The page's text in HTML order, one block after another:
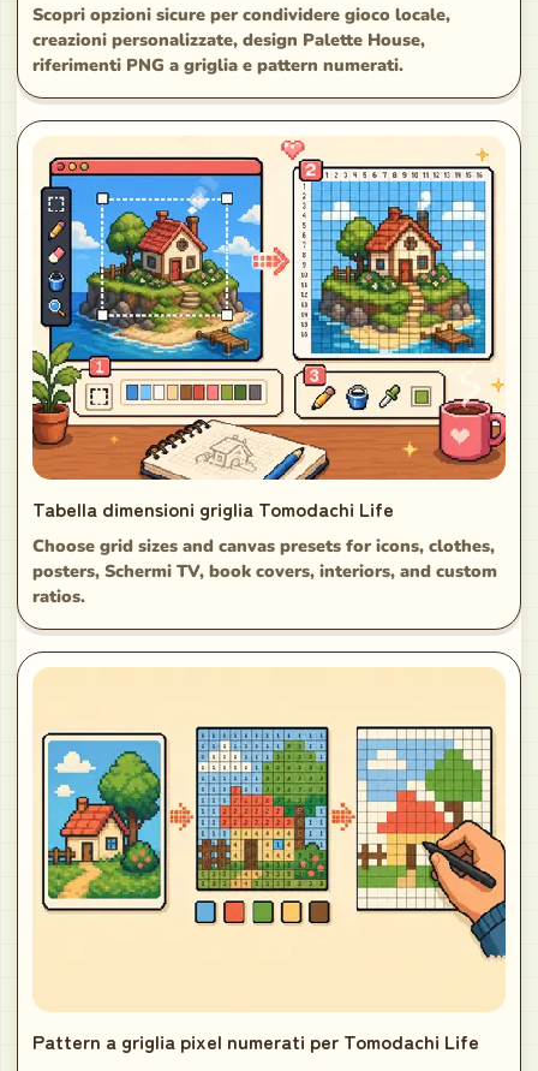
Scopri opzioni sicure per condividere gioco locale,
creazioni personalizzate, design Palette House,
riferimenti PNG a griglia e pattern numerati.
Tabella dimensioni griglia Tomodachi Life
Choose grid sizes and canvas presets for icons, clothes,
posters, Schermi TV, book covers, interiors, and custom
ratios.
Pattern a griglia pixel numerati per Tomodachi Life